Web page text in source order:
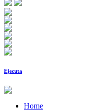
Ejecuta
Home